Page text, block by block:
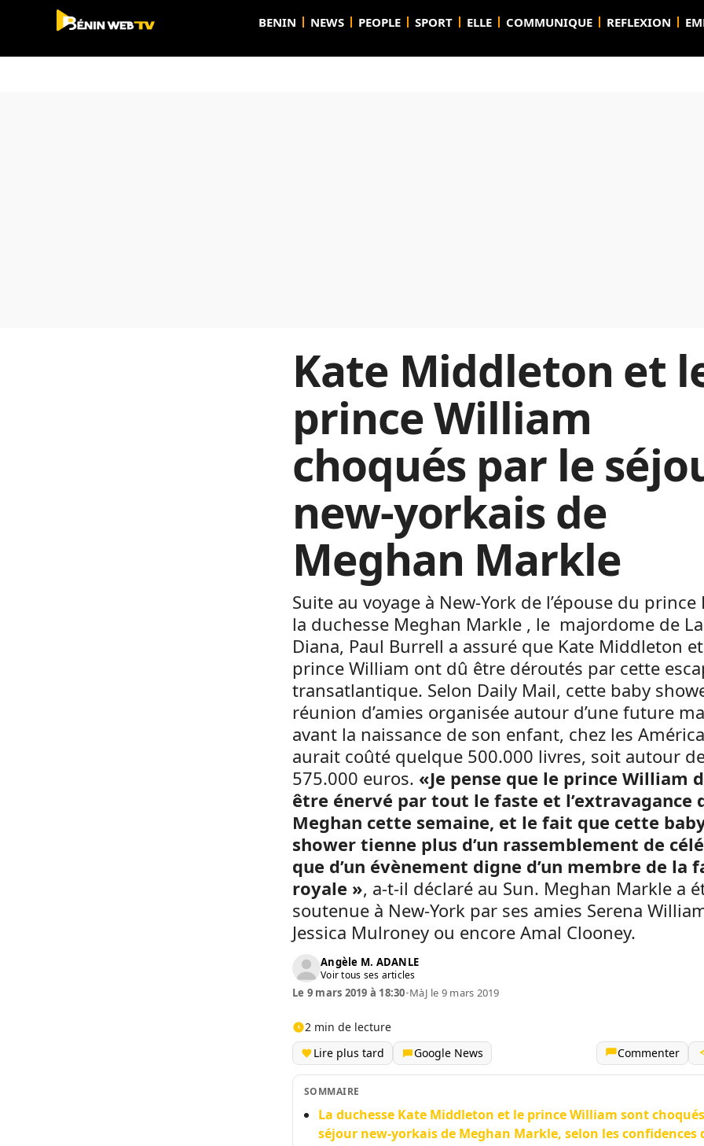
BENIN NEWS PEOPLE SPORT ELLE COMMUNIQUE REFLEXION
Kate Middleton et
prince William
choqués par le
new-yorkais de
Meghan Markle
Suite au voyage à New-York de l’épouse du prince
la duchesse Meghan Markle , le majordome de
Diana, Paul Burrell a assuré que Kate Middleton
prince William ont dû être déroutés par cette
transatlantique. Selon Daily Mail, cette baby
réunion d’amies organisée autour d’une future
avant la naissance de son enfant, chez les
aurait coûté quelque 500.000 livres, soit autour
575.000 euros. «Je pense que le prince William
être énervé par tout le faste et l’extravagance
Meghan cette semaine, et le fait que cette
shower tienne plus d’un rassemblement de
que d’un évènement digne d’un membre de la
royale », a-t-il déclaré au Sun. Meghan Markle a
soutenue à New-York par ses amies Serena
Jessica Mulroney ou encore Amal Clooney.
Angèle M. ADANLE
Voir tous ses articles
Le 9 mars 2019 à 18:30•MàJ le 9 mars 2019
2 min de lecture
Lire plus tard
Google News Commenter
SOMMAIRE
La duchesse Kate Middleton et le prince William sont
séjour new-yorkais de Meghan Markle, selon les confidences